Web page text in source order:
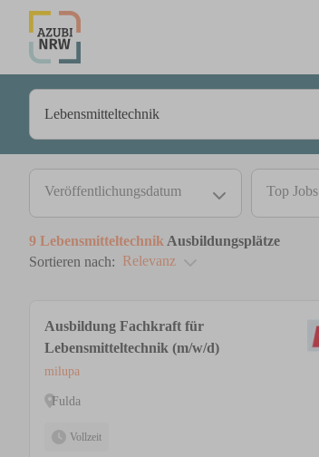
Veröffentlichungsdatum Top Jobs
9 Lebensmitteltechnik Ausbildungsplätze
Sortieren nach: Relevanz
Ausbildung Fachkraft für
Lebensmitteltechnik (m/w/d)
milupa
Fulda
Vollzeit